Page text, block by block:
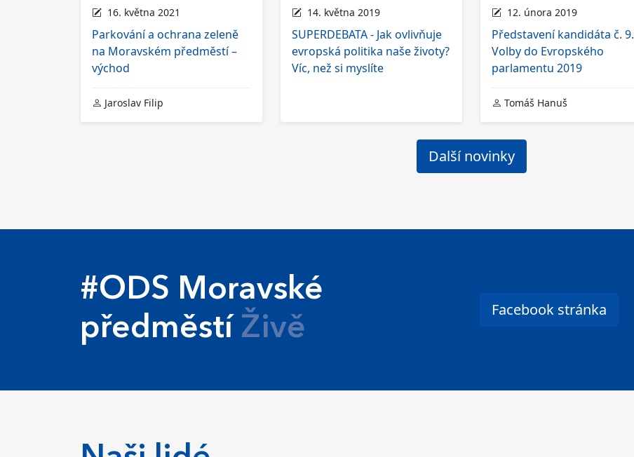
16. května 2021
Parkování a ochrana zeleně
na Moravském předměstí –
východ
Jaroslav Filip
14. května 2019
SUPERDEBATA - Jak ovlivňuje
evropská politika naše životy?
Víc, než si myslíte
12. února 2019
Představení kandidáta č. 9.
Volby do Evropského
parlamentu 2019
Tomáš Hanuš
Další novinky
#ODS Moravské
předměstí Živě
Facebook stránka